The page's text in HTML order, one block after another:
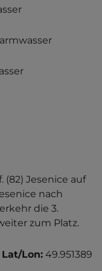
(82) Jesenice auf
nach
die 3.
zum Platz.
Lat/Lon: 49.951389